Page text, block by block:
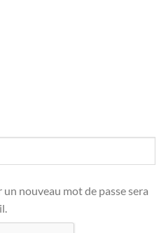
nouveau mot de passe sera